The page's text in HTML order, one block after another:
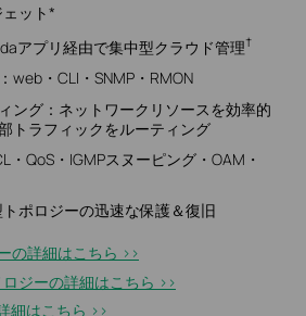
ット*
アプリ経由で集中型クラウド管理†
web・CLI・SNMP・RMON
ング：ネットワークリソースを効率的
トラフィックをルーティング
・QoS・IGMPスヌーピング・OAM・
トポロジーの迅速な保護＆復旧
の詳細はこちら >>
ジーの詳細はこちら >>
細はこちら >>​